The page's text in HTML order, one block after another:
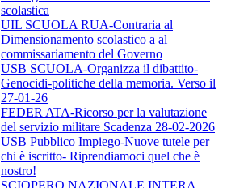
scolastica
UIL SCUOLA RUA-Contraria al
Dimensionamento scolastico a al
commissariamento del Governo
USB SCUOLA-Organizza il dibattito-
Genocidi-politiche della memoria. Verso il
27-01-26
FEDER ATA-Ricorso per la valutazione
del servizio militare Scadenza 28-02-2026
USB Pubblico Impiego-Nuove tutele per
chi è iscritto- Riprendiamoci quel che è
nostro!